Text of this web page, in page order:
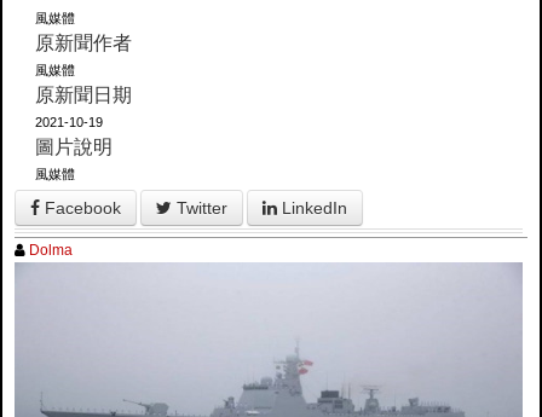
風媒體
原新聞作者
風媒體
原新聞日期
2021-10-19
圖片說明
風媒體
Facebook Twitter LinkedIn
Dolma